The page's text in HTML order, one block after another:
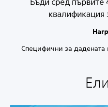
квалификация
Специфични за дадената